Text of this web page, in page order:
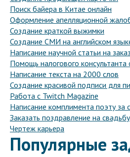
Поиск байера в Китае онлайн
Оформление апелляционной
Создание краткой выжимки
Создание СМИ на английском
Написание научной статьи на заказ
Помощь налогового консультанта
Написание текста на 2000 слов
Создание красивой подписи для
Работа с Twitch Magazine
Написание комплимента поэту за
Заказать поздравление на свадьбу
Чертеж карьера
Популярные